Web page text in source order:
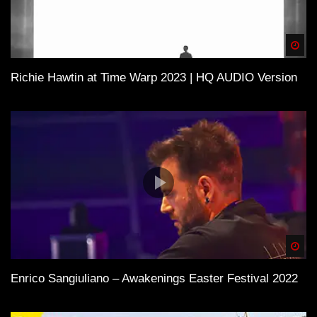
Richie Hawtin at Time Warp 2023 | HQ AUDIO Version
Enrico Sangiuliano – Awakenings Easter Festival 2022